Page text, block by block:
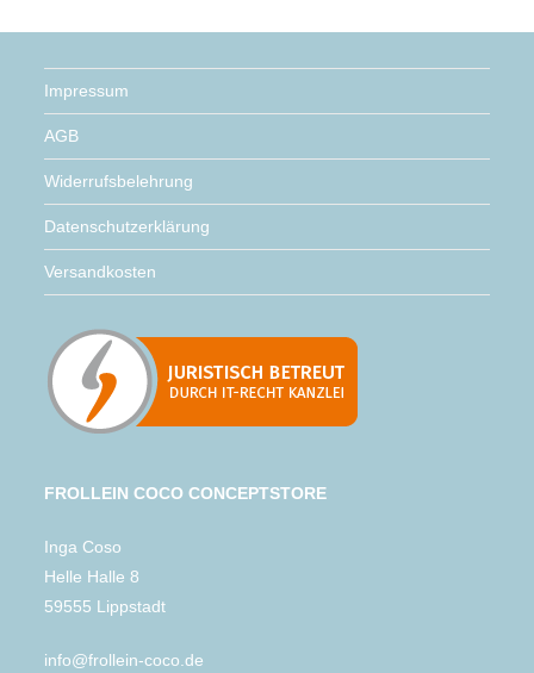
Impressum
AGB
Widerrufsbelehrung
Datenschutzerklärung
Versandkosten
FROLLEIN COCO CONCEPTSTORE
Inga Coso
Helle Halle 8
59555 Lippstadt
info@frollein-coco.de